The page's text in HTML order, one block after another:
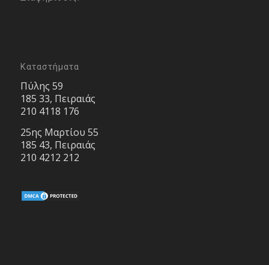
Καταστήματα
Πύλης 59
185 33, Πειραιάς
210 4118 176
25ης Μαρτίου 55
185 43, Πειραιάς
210 4212 212